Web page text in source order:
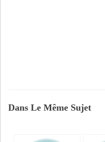
Dans Le Même Sujet